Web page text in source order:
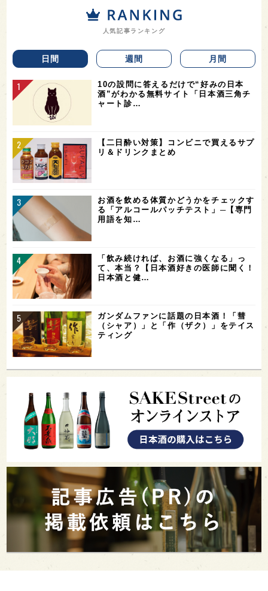
人気記事ランキング
日間 週間 月間
10の設問に答えるだけで“好みの日本
酒”がわかる無料サイト「日本酒三角チ
ャート診…
【二日酔い対策】コンビニで買えるサプ
リ＆ドリンクまとめ
お酒を飲める体質かどうかをチェックす
る「アルコールパッチテスト」─【専門
用語を知…
「飲み続ければ、お酒に強くなる」っ
て、本当？【日本酒好きの医師に聞く！
日本酒と健…
ガンダムファンに話題の日本酒！「彗
（シャア）」と「作（ザク）」をテイス
ティング